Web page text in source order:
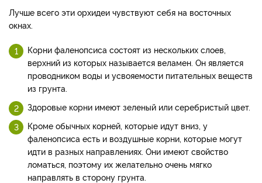
Лучше всего эти орхидеи чувствуют себя на восточных
окнах.
Корни фаленопсиса состоят из нескольких слоев,
верхний из которых называется веламен. Он является
проводником воды и усвояемости питательных веществ
из грунта.
Здоровые корни имеют зеленый или серебристый цвет.
Кроме обычных корней, которые идут вниз, у
фаленопсиса есть и воздушные корни, которые могут
идти в разных направлениях. Они имеют свойство
ломаться, поэтому их желательно очень мягко
направлять в сторону грунта.